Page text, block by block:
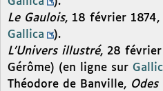
Le Gaulois, 18 février
Gallica
).
L’Univers illustré, 28 février
Gérôme) (en ligne sur
Théodore de Banville,